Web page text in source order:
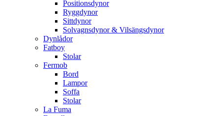
Positionsdynor
Ryggdynor
Sittdynor
Solvagnsdynor & Vilsängsdynor
Dynlådor
Fatboy
Stolar
Fermob
Bord
Lampor
Soffa
Stolar
La Fuma